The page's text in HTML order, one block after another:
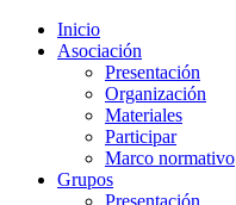
Inicio
Asociación
Presentación
Organización
Materiales
Participar
Marco normativo
Grupos
Presentación